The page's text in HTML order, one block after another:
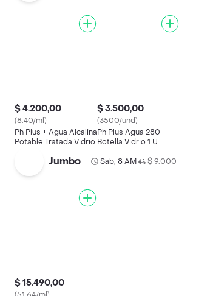
$ 4.200,00
(8.40/ml)
Ph Plus + Agua Alcalina
Potable Tratada Vidrio
$ 3.500,00
(3500/und)
Ph Plus Agua 280
Botella Vidrio 1 U
Jumbo Sab, 8 AM• $ 9.000
$ 15.490,00